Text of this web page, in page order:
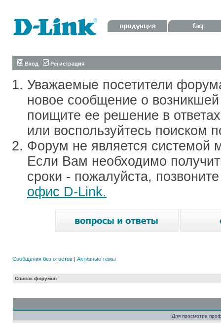
Вход Регистрация
Уважаемые посетители
новое сообщение о
поищите ее решение в
или воспользуйтесь поиском
Форум не является системой
Если Вам необходимо
сроки - пожалуйста,
офис D-Link.
Сообщения без ответов | Активные темы
Список форумов
Для просмотра